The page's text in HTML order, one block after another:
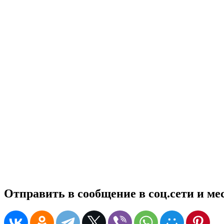
Отправить в сообщение в соц.сети и